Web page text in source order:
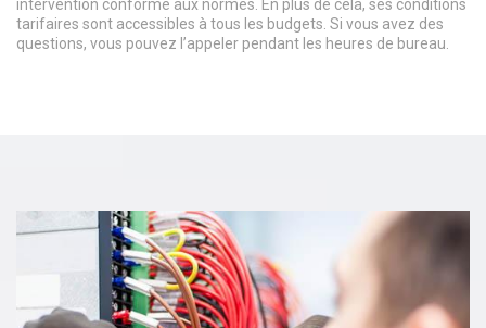
intervention conforme aux normes. En plus de cela, ses conditions
tarifaires sont accessibles à tous les budgets. Si vous avez des
questions, vous pouvez l’appeler pendant les heures de bureau.